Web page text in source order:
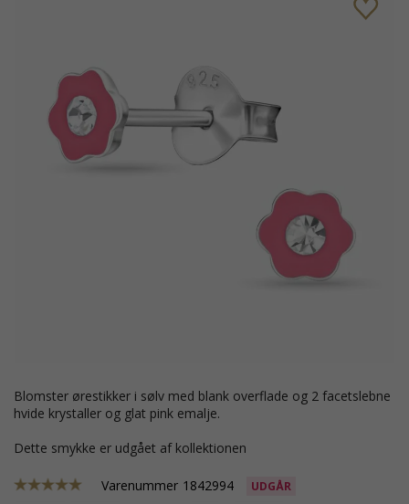
blomster ørestikker i sølv med blank overflade og 2 facetslebne
hvide krystaller og glat pink emalje.
Dette smykke er udgået af kollektionen
Varenummer 1842994 UDGÅR